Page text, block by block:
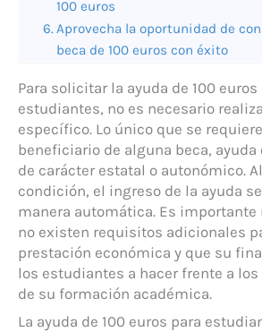
100 euros
Aprovecha la oportunidad de
beca de 100 euros con éxito
Para solicitar la ayuda de 100
estudiantes, no es necesario
específico. Lo único que se
beneficiario de alguna beca, ayuda
de carácter estatal o autonómico.
condición, el ingreso de la ayuda
manera automática. Es importante
no existen requisitos adicionales
prestación económica y que su
los estudiantes a hacer frente a
de su formación académica.
La ayuda de 100 euros para